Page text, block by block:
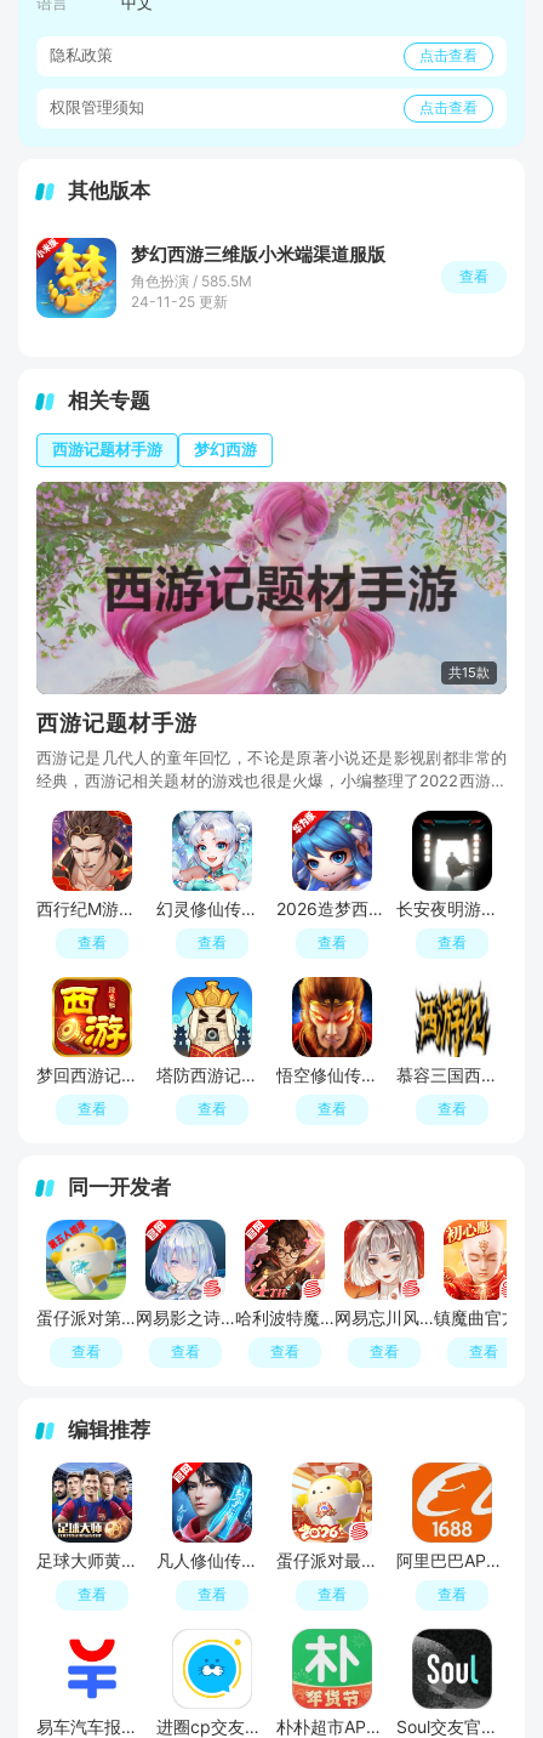
隐私政策 点击查看
权限管理须知 点击查看
其他版本
梦幻西游三维版小米端渠道服版
角色扮演 / 585.5M
24-11-25 更新
查看
相关专题
西游记题材手游 梦幻西游
共15款
西游记题材手游
西游记是几代人的童年回忆，不论是原著小说还是影视剧都非常的
经典，西游记相关题材的游戏也很是火爆，小编整理了2022西游类
大话西游、梦幻西游三维版、最西游、胡闹西游、西游记大话女儿
国等，喜欢西游类游戏的小伙伴们一起来看看吧！
西行纪M游戏手机版
查看
幻灵修仙传官方正版安装包
查看
2026造梦西游4华为服官方正版手机版
查看
长安夜明游戏安卓手机端
查看
梦回西游记华为商店版正版
查看
塔防西游记正版安装包
查看
悟空修仙传正版华为版
查看
慕容三国西游记无限金币mod破解版
查看
同一开发者
蛋仔派对第五人格联动版
查看
网易影之诗官方正版安装包
查看
哈利波特魔法觉醒官方正版安装包
查看
网易忘川风华录手游
查看 查看
编辑推荐
足球大师黄金一代手游
查看
凡人修仙传人界篇手游2026最新版
查看
蛋仔派对最新版
查看
阿里巴巴APP2026官方版
查看
易车汽车报价APP官方正版 进圈cp交友软件手机版 朴朴超市APP最新版本 Soul交友官方APP最新版